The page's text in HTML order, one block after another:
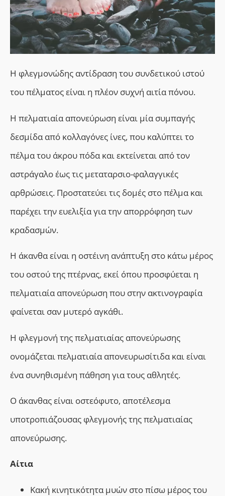
Η φλεγμονώδης αντίδραση του συνδετικού ιστού
του πέλματος είναι η πλέον συχνή αιτία πόνου.
Η πελματιαία απονεύρωση είναι μία συμπαγής
δεσμίδα από κολλαγόνες ίνες, που καλύπτει το
πέλμα του άκρου πόδα και εκτείνεται από τον
αστράγαλο έως τις μεταταρσιο-φαλαγγικές
αρθρώσεις. Προστατεύει τις δομές στο πέλμα και
παρέχει την ευελιξία για την απορρόφηση των
κραδασμών.
Η άκανθα είναι η οστέινη ανάπτυξη στο κάτω μέρος
του οστού της πτέρνας, εκεί όπου προσφύεται η
πελματιαία απονεύρωση που στην ακτινογραφία
φαίνεται σαν μυτερό αγκάθι.
Η φλεγμονή της πελματιαίας απονεύρωσης
ονομάζεται πελματιαία απονευρωσίτιδα και είναι
ένα συνηθισμένη πάθηση για τους αθλητές.
Ο άκανθας είναι οστεόφυτο, αποτέλεσμα
υποτροπιάζουσας φλεγμονής της πελματιαίας
απονεύρωσης.
Αίτια
Κακή κινητικότητα μυών στο πίσω μέρος του